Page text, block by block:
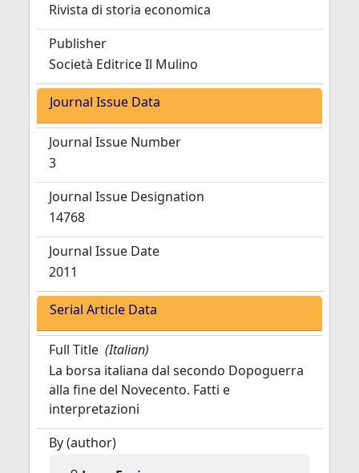
Rivista di storia economica
Publisher
Società Editrice Il Mulino
Journal Issue Data
Journal Issue Number
3
Journal Issue Designation
14768
Journal Issue Date
2011
Serial Article Data
Full Title (Italian)
La borsa italiana dal secondo Dopoguerra
alla fine del Novecento. Fatti e
interpretazioni
By (author)